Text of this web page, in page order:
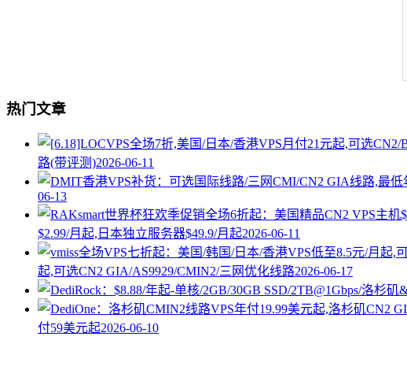
热门文章
路(带评测)2026-06-11
06-13
$2.99/月起,日本独立服务器$49.9/月起2026-06-11
起,可选CN2 GIA/AS9929/CMIN2/三网优化线路2026-06-17
付59美元起2026-06-10